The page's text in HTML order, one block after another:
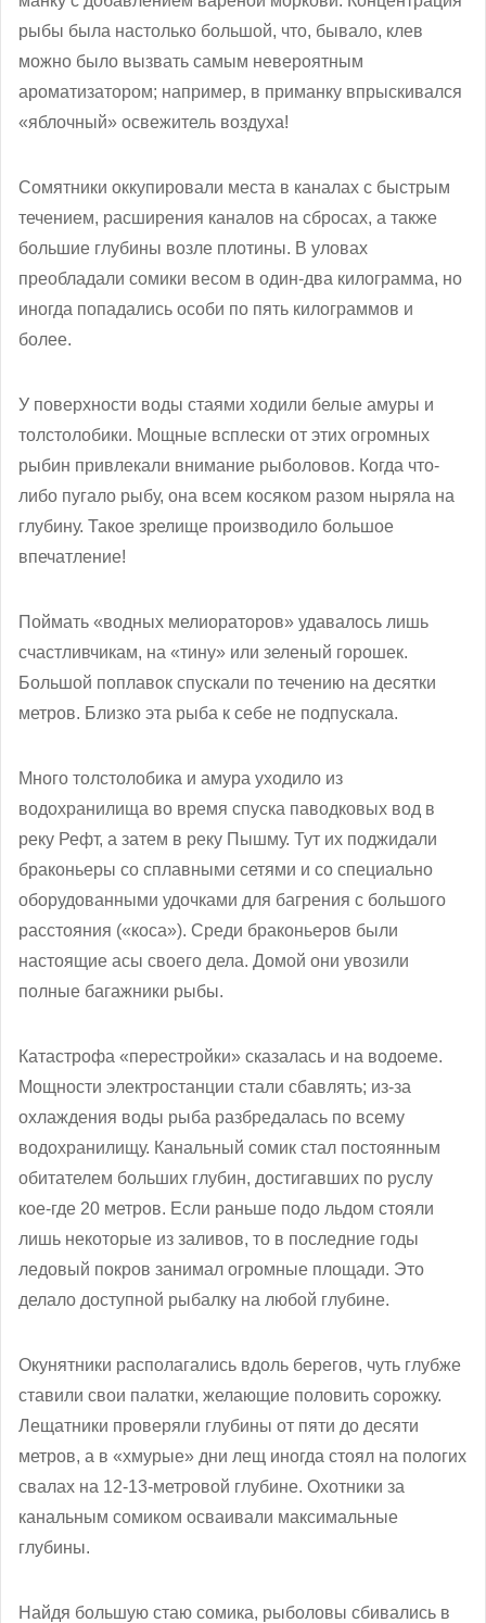
рыбы была настолько большой, что, бывало, клев
можно было вызвать самым невероятным
ароматизатором; например, в приманку впрыскивался
«яблочный» освежитель воздуха!
Сомятники оккупировали места в каналах с быстрым
течением, расширения каналов на сбросах, а также
большие глубины возле плотины. В уловах
преобладали сомики весом в один-два килограмма, но
иногда попадались особи по пять килограммов и
более.
У поверхности воды стаями ходили белые амуры и
толстолобики. Мощные всплески от этих огромных
рыбин привлекали внимание рыболовов. Когда что-
либо пугало рыбу, она всем косяком разом ныряла на
глубину. Такое зрелище производило большое
впечатление!
Поймать «водных мелиораторов» удавалось лишь
счастливчикам, на «тину» или зеленый горошек.
Большой поплавок спускали по течению на десятки
метров. Близко эта рыба к себе не подпускала.
Много толстолобика и амура уходило из
водохранилища во время спуска паводковых вод в
реку Рефт, а затем в реку Пышму. Тут их поджидали
браконьеры со сплавными сетями и со специально
оборудованными удочками для багрения с большого
расстояния («коса»). Среди браконьеров были
настоящие асы своего дела. Домой они увозили
полные багажники рыбы.
Катастрофа «перестройки» сказалась и на водоеме.
Мощности электростанции стали сбавлять; из-за
охлаждения воды рыба разбредалась по всему
водохранилищу. Канальный сомик стал постоянным
обитателем больших глубин, достигавших по руслу
кое-где 20 метров. Если раньше подо льдом стояли
лишь некоторые из заливов, то в последние годы
ледовый покров занимал огромные площади. Это
делало доступной рыбалку на любой глубине.
Окунятники располагались вдоль берегов, чуть глубже
ставили свои палатки, желающие половить сорожку.
Лещатники проверяли глубины от пяти до десяти
метров, а в «хмурые» дни лещ иногда стоял на пологих
свалах на 12-13-метровой глубине. Охотники за
канальным сомиком осваивали максимальные
глубины.
Найдя большую стаю сомика, рыболовы сбивались в